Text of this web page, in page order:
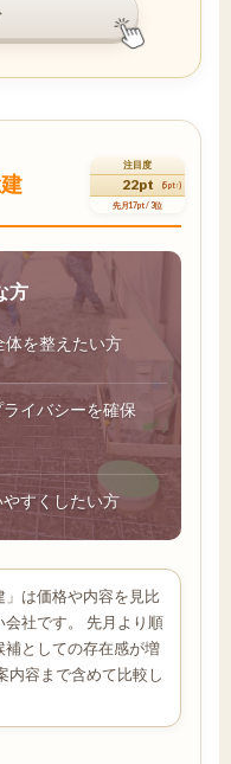
注目度
22pt (5pt↑)
先月17pt / 3位
方
体を整えたい方
イバシーを確保
すくしたい方
」は価格や内容を見比
社です。 先月より順
としての存在感が増
内容まで含めて比較し